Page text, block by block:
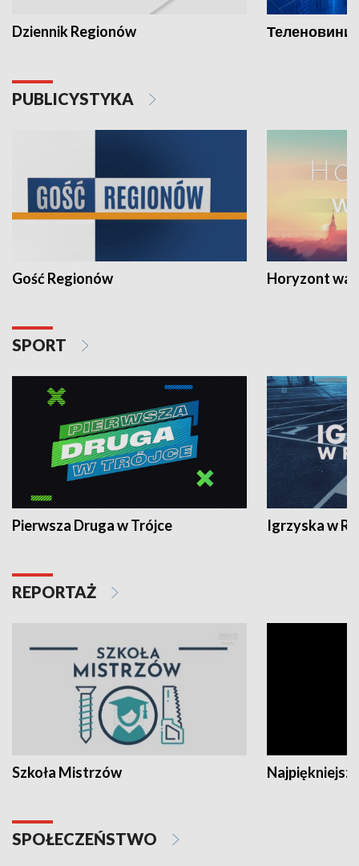
Dziennik Regionów Теленовини
PUBLICYSTYKA
Gość Regionów Horyzont
SPORT
Pierwsza Druga w Trójce Igrzyska w
REPORTAŻ
Szkoła Mistrzów
SPOŁECZEŃSTWO